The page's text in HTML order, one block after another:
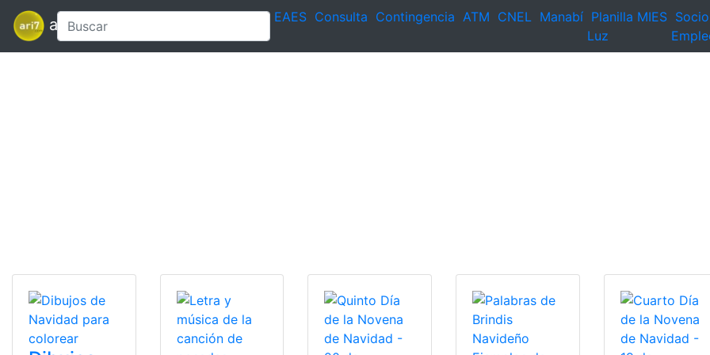
ari7 EAES Consulta Contingencia ATM CNEL Manabí Planilla
Luz
MIES Socio